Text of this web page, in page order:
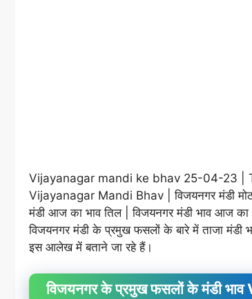
Vijayanagar mandi ke bhav 25-04-23 |
Vijayanagar Mandi Bhav | विजयनगर मंडी मोठ
मंडी आज का भाव तिल | विजयनगर मंडी भाव आज का
विजयनगर मंडी के प्रमुख फसलों के बारे में ताजा
इस आलेख में बताने जा रहे हैं।
विजयनगर के प्रमुख फसलों के मंडी